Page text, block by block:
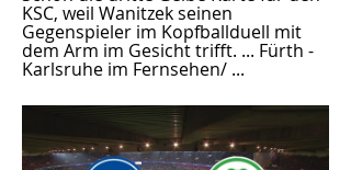
KSC, weil Wanitzek seinen
Gegenspieler im Kopfballduell mit
dem Arm im Gesicht trifft. ... Fürth -
Karlsruhe im Fernsehen/ ...